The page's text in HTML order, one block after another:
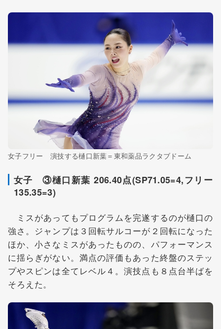
女子フリー 演技する樋口新葉＝東和薬品ラクタブドーム
女子 ③樋口新葉 206.40点(SP71.05=4,フリー
135.35=3)
ミスがあってもプログラムを完遂するのが樋口の
強さ。ジャンプは３回転サルコーが２回転になった
ほか、小さなミスがあったものの、パフォーマンス
に揺らぎがない。満点の評価もあった終盤のステッ
プやスピンは全てレベル４。演技点も８点台半ばを
そろえた。